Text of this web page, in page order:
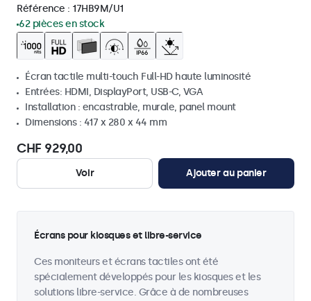
Référence : 17HB9M/U1
62 pièces en stock
Écran tactile multi-touch Full-HD haute luminosité
Entrées: HDMI, DisplayPort, USB-C, VGA
Installation : encastrable, murale, panel mount
Dimensions : 417 x 280 x 44 mm
CHF 929,00
Voir Ajouter au panier
Écrans pour kiosques et libre-service
Ces moniteurs et écrans tactiles ont été
spécialement développés pour les kiosques et les
solutions libre-service. Grâce à de nombreuses